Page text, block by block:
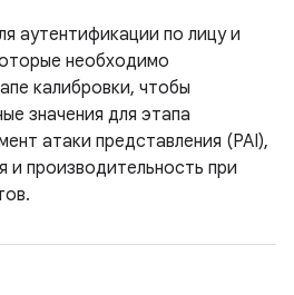
аутентификации по лицу и
необходимо
калибровки, чтобы
значения для этапа
атаки представления (PAI),
и производительность при